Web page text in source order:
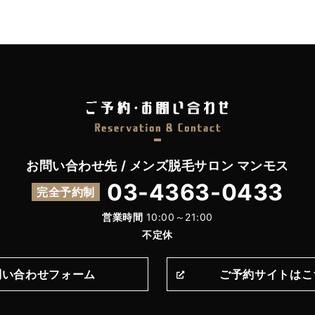
お問い合わせ先 / メンズ脱毛サロン マンモス
完全予約制 03-4363-0433
営業時間 10:00～21:00
不定休
合わせフォーム ご予約サイトは